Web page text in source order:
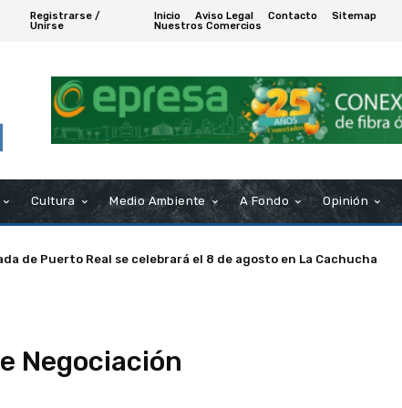
Registrarse /
Unirse
Inicio Aviso Legal Contacto
Sitemap
Nuestros Comercios
Cultura Medio Ambiente A Fondo Opinión
de Puerto Real se celebrará el 8 de agosto en La Cachucha
Negociación